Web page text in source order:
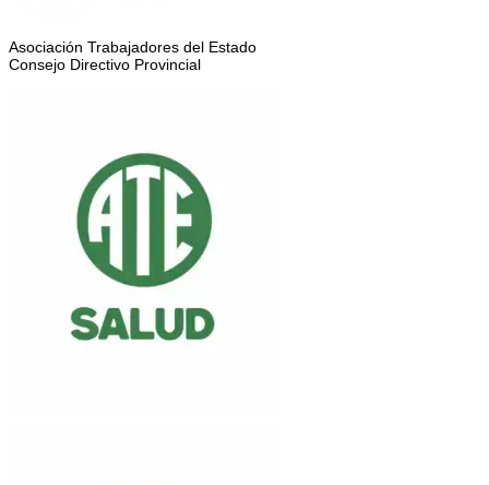
Asociación Trabajadores del Estado
Consejo Directivo Provincial